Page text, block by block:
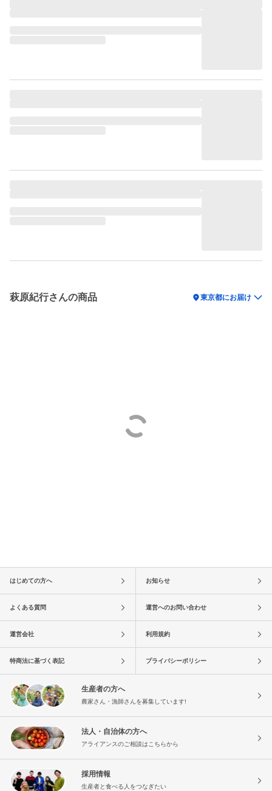
萩原紀行さんの商品 location_on東京都にお届け
はじめての方へ お知らせ
よくある質問 運営へのお問い合わせ
運営会社 利用規約
特商法に基づく表記 プライバシーポリシー
生産者の方へ
農家さん・漁師さんを募集しています!
法人・自治体の方へ
アライアンスのご相談はこちらから
採用情報
生産者と食べる人をつなぎたい